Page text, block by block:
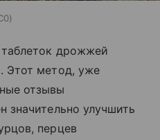
дрожжей
Этот метод, уже
отзывы
значительно улучшить
перцев